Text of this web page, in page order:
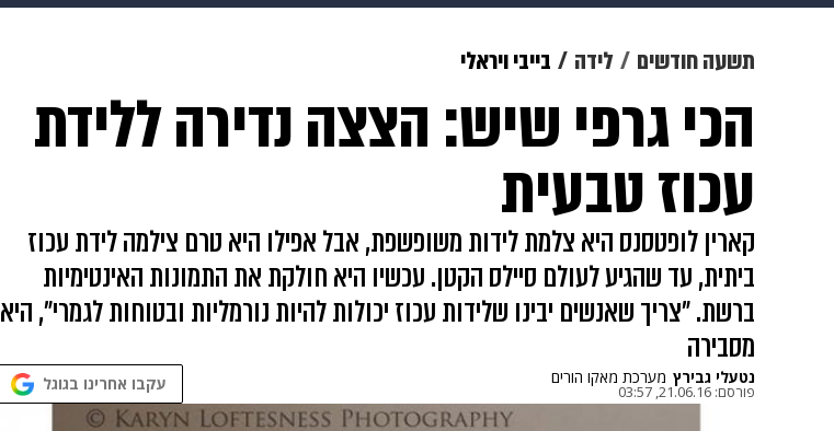
תרבות צבא וביטחון
גאווה ויוה משפט תשעה חודשים מתכונים פרויקטים מיוחדים
תשעה חודשים לידה בייבי ויראלי
הכי גרפי שיש: הצצה נדירה ללידת
עכוז טבעית
קארין לופטסנס היא צלמת לידות משופשפת, אבל אפילו היא טרם צילמה לידת עכוז
ביתית, עד שהגיע לעולם סיילס הקטן. עכשיו היא חולקת את התמונות האינטימיות
ברשת. ״צריך שאנשים יבינו שלידות עכוז יכולות להיות נורמליות ובטוחות לגמרי״, היא
מסבירה
נטעלי גבירץ מערכת מאקו הורים
פורסם: 21.06.16, 03:57 עקבו אחרינו בגוגל